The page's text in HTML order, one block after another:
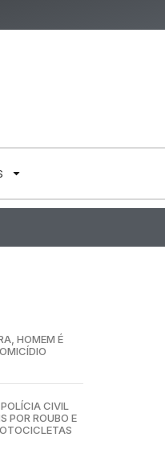
HOMEM É
CIVIL
POR ROUBO E